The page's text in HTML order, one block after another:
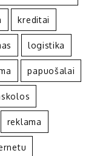
kreditai
logistika
papuošalai
reklama